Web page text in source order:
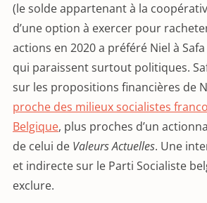
(le solde appartenant à la
d’une option à exercer pour
actions en 2020 a préféré Niel à
qui paraissent surtout politiques.
sur les propositions financières de
proche des milieux socialistes
Belgique, plus proches d’un
de celui de Valeurs Actuelles. Une
et indirecte sur le Parti Socialiste
exclure.